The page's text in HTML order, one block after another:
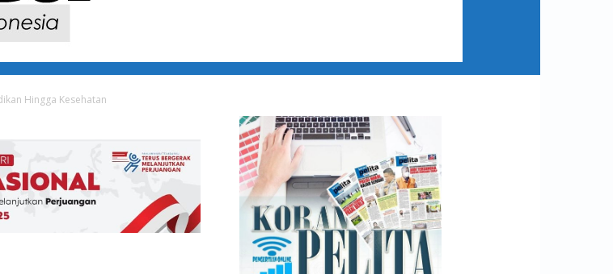
Hingga Kesehatan